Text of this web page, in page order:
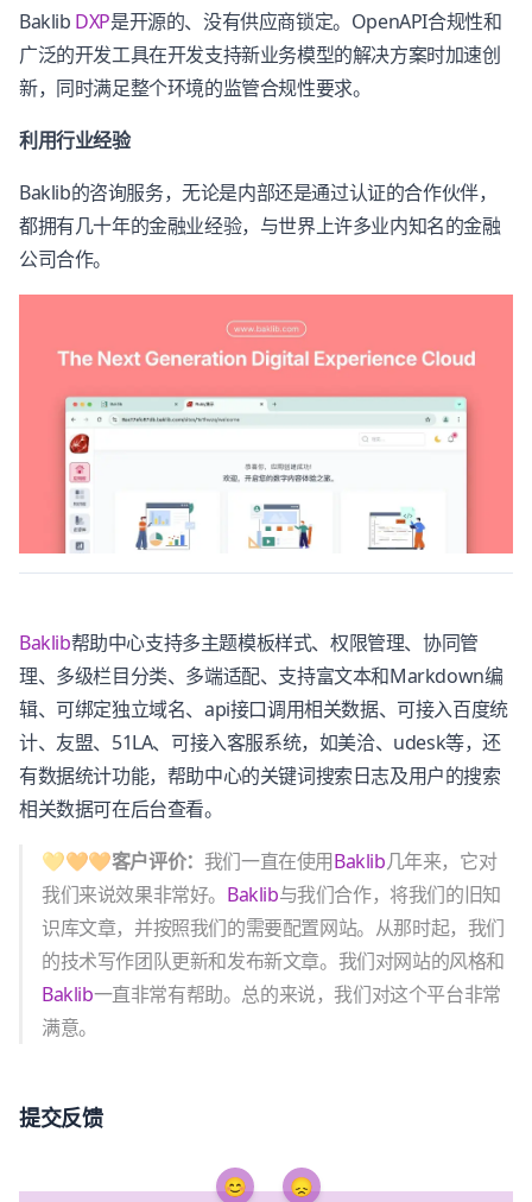
Baklib DXP是开源的、没有供应商锁定。OpenAPI合规性和
广泛的开发工具在开发支持新业务模型的解决方案时加速创
新，同时满足整个环境的监管合规性要求。
利用行业经验
Baklib的咨询服务，无论是内部还是通过认证的合作伙伴，
都拥有几十年的金融业经验，与世界上许多业内知名的金融
公司合作。
Baklib帮助中心支持多主题模板样式、权限管理、协同管
理、多级栏目分类、多端适配、支持富文本和Markdown编
辑、可绑定独立域名、api接口调用相关数据、可接入百度统
计、友盟、51LA、可接入客服系统，如美洽、udesk等，还
有数据统计功能，帮助中心的关键词搜索日志及用户的搜索
相关数据可在后台查看。
💛🧡🧡客户评价： 我们一直在使用Baklib几年来，它对
我们来说效果非常好。 Baklib与我们合作，将我们的旧知
识库文章，并按照我们的需要配置网站。从那时起，我们
的技术写作团队更新和发布新文章。我们对网站的风格和
Baklib一直非常有帮助。总的来说，我们对这个平台非常
满意。
提交反馈
😊 😞